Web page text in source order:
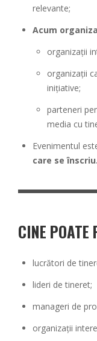
relevante;
Acum
organizații
organizații
inițiative;
parteneri
media cu
Evenimentul
care se înscriu.
CINE
lucrători de
lideri de tineret;
manageri de
organizații